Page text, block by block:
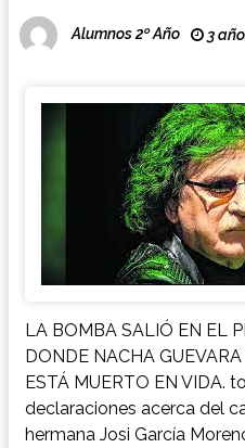
Alumnos 2º Año 3
LA BOMBA SALIÓ EN EL
DONDE NACHA
ESTÁ MUERTO EN VIDA.
declaraciones acerca del
hermana Josi García